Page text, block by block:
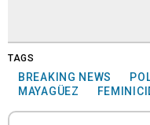
TAGS
BREAKING NEWS
MAYAGÜEZ